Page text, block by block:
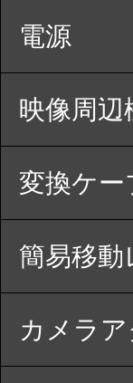
電源
映像周辺
変換ケー
簡易移動
カメラ